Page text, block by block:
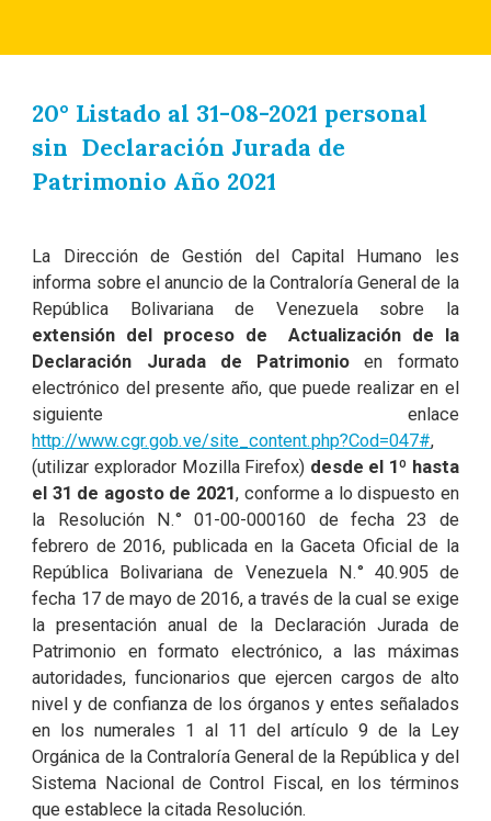
20° Listado al 31-08-2021 personal
sin Declaración Jurada de
Patrimonio Año 2021
La Dirección de Gestión del Capital Humano les
informa sobre el anuncio de la Contraloría General de la
República Bolivariana de Venezuela sobre la
extensión del proceso de Actualización de la
Declaración Jurada de Patrimonio en formato
electrónico del presente año, que puede realizar en el
siguiente enlace
http://www.cgr.gob.ve/site_content.php?Cod=047#,
(utilizar explorador Mozilla Firefox) desde el 1º hasta
el 31 de agosto de 2021, conforme a lo dispuesto en
la Resolución N.° 01-00-000160 de fecha 23 de
febrero de 2016, publicada en la Gaceta Oficial de la
República Bolivariana de Venezuela N.° 40.905 de
fecha 17 de mayo de 2016, a través de la cual se exige
la presentación anual de la Declaración Jurada de
Patrimonio en formato electrónico, a las máximas
autoridades, funcionarios que ejercen cargos de alto
nivel y de confianza de los órganos y entes señalados
en los numerales 1 al 11 del artículo 9 de la Ley
Orgánica de la Contraloría General de la República y del
Sistema Nacional de Control Fiscal, en los términos
que establece la citada Resolución.